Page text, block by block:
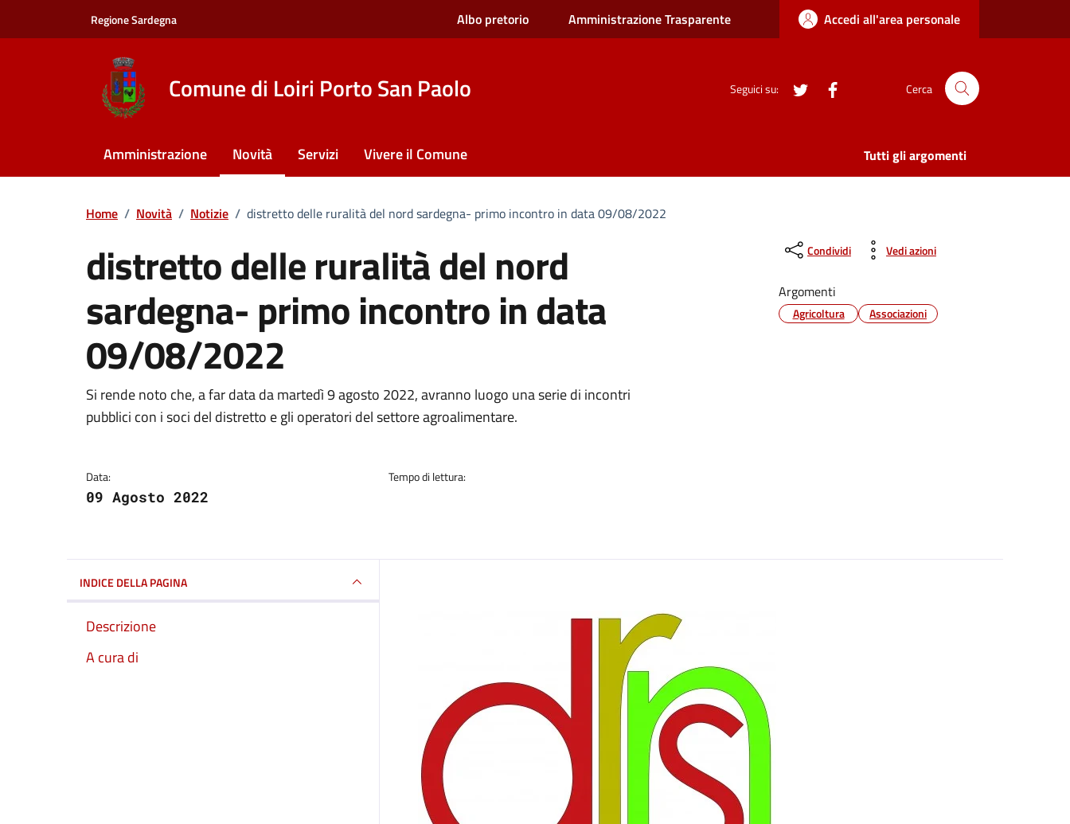
Regione Sardegna Albo pretorio Amministrazione Trasparente Accedi all'area personale
Comune di Loiri Porto San Paolo Seguici su: twitter Cerca
Amministrazione Novità Servizi Vivere il Comune Tutti gli argomenti
Home / Novità / Notizie / distretto delle ruralità del nord sardegna- primo incontro in data 09/08/2022
distretto delle ruralità del nord
sardegna- primo incontro in data
09/08/2022
Dettagli della notizia
Si rende noto che, a far data da martedì 9 agosto 2022, avranno luogo una serie di incontri
pubblici con i soci del distretto e gli operatori del settore agroalimentare.
Data:
09 Agosto 2022
Tempo di lettura:
Condividi Vedi azioni
Argomenti
Agricoltura Associazioni
INDICE DELLA PAGINA
Descrizione
A cura di